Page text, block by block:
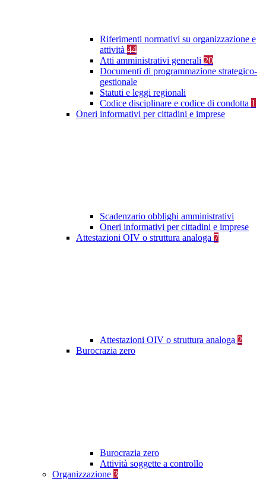
Riferimenti normativi su organizzazione e
attività 44
Atti amministrativi generali 20
Documenti di programmazione strategico-
gestionale
Statuti e leggi regionali
Codice disciplinare e codice di condotta 1
Oneri informativi per cittadini e imprese
Scadenzario obblighi amministrativi
Oneri informativi per cittadini e imprese
Attestazioni OIV o struttura analoga 7
Attestazioni OIV o struttura analoga 2
Burocrazia zero
Burocrazia zero
Attività soggette a controllo
Organizzazione 3